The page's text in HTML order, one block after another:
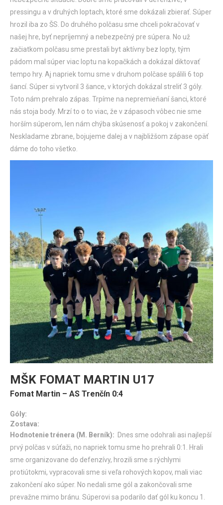
pressingu a v druhých loptach, ktoré sme dokázali zbierať. Súper
hrozil iba zo ŠS. Do druhého polčasu sme chceli pokračovať v
našej hre, byť nepríjemný a nebezpečný pre súpera. No už
začiatkom polčasu sme prestali byt aktívny bez lopty, tým
pádom mal súper viac loptu na kopačkách a dokázal diktovať
tempo hry. Aj napriek tomu sme v druhom polčase spálili 6 top
šancí. Súper si vytvoril 3 šance, v ktorých dokázal streliť 3 góly.
Toto nám prehralo zápas. Trpíme na nepremieňaní šanci, ktoré
nás stoja body. Mrzí to o to viac, že v zápasoch vôbec nie sme
horším súperom, len nám chýba skúsenosť a pokoj v zakončení.
Neskladame zbrane, bojujeme dalej a v najbližšom zápase opäť
dáme do toho všetko.
MŠK FOMAT MARTIN U17
Fomat Martin – AS Trenčín 0:4
Góly:
Zostava:
Hodnotenie trénera (M. Berník): Dnes sme odohrali asi najlepší
prvý polčas v súťaži, no napriek tomu sme ho prehrali 0:1. Hrali
sme organizovane do defenzívy, hrozili sme s rýchlymi
protiútokmi, vypracovali sme si veľa rohových kopov, mali viac
zakončení ako súper. No nedali sme gól a zakončovali sme
prevažne mimo bránu. Súperovi sa podarilo dať gól ku koncu 1.